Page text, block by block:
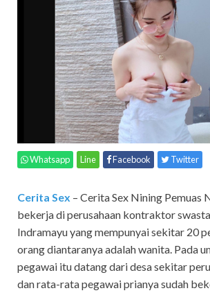
Whatsapp Line Facebook Twitter
Cerita Sex – Cerita Sex Nining Pemuas
bekerja di perusahaan kontraktor
Indramayu yang mempunyai sekitar 20
orang diantaranya adalah wanita. Pada
pegawai itu datang dari desa sekitar
dan rata-rata pegawai prianya sudah